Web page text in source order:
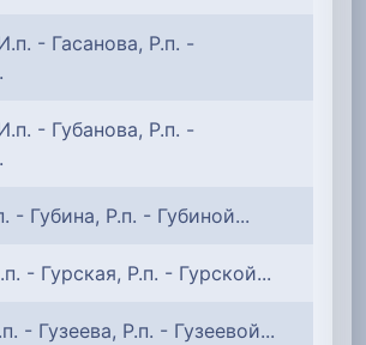
- Гасанова, Р.п. -
- Губанова, Р.п. -
- Губина, Р.п. - Губиной...
- Гурская, Р.п. - Гурской...
- Гузеева, Р.п. - Гузеевой...